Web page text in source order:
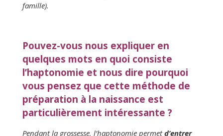
famille).
Pouvez-vous nous expliquer en
quelques mots en quoi consiste
l’haptonomie et nous dire pourquoi
vous pensez que cette méthode de
préparation à la naissance est
particulièrement intéressante ?
Pendant la grossesse, l’haptonomie permetd’entrer